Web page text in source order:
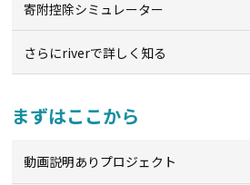
寄附控除シミュレーター
さらにriverで詳しく知る
まずはここから
動画説明ありプロジェクト